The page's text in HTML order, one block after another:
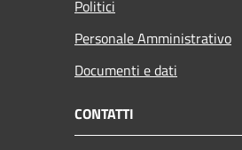
Politici
Personale Amministrativo
Documenti e dati
CONTATTI